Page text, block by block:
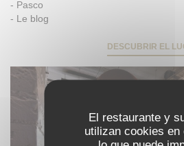
El restaurante y
utilizan cookies en
- Pasco
- Le blog
DESCUBRIR EL